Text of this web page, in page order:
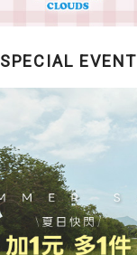
SPECIAL EVENT